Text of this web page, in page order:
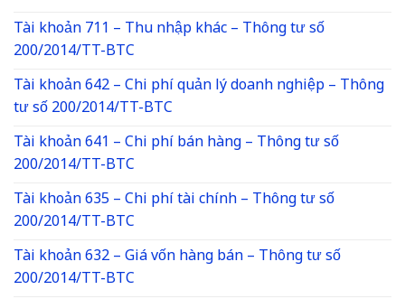
Tài khoản 711 – Thu nhập khác – Thông tư số
200/2014/TT-BTC
Tài khoản 642 – Chi phí quản lý doanh nghiệp – Thông
tư số 200/2014/TT-BTC
Tài khoản 641 – Chi phí bán hàng – Thông tư số
200/2014/TT-BTC
Tài khoản 635 – Chi phí tài chính – Thông tư số
200/2014/TT-BTC
Tài khoản 632 – Giá vốn hàng bán – Thông tư số
200/2014/TT-BTC